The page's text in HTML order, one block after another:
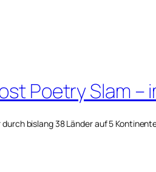
Poetry Slam
bislang 38 Länder auf 5